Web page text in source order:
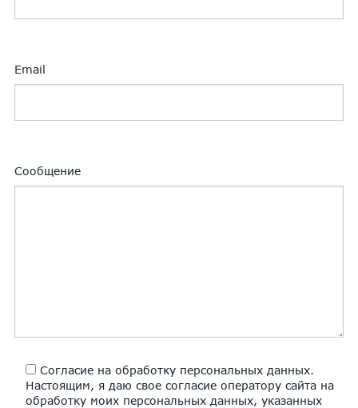
Email
Сообщение
Согласие на обработку персональных данных.
Настоящим, я даю свое согласие оператору сайта на
обработку моих персональных данных, указанных